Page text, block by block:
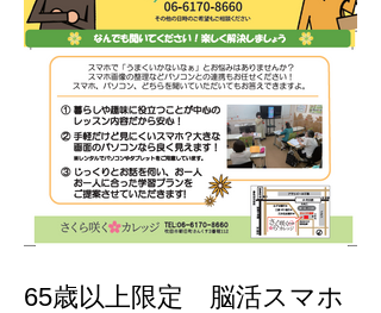
65歳以上限定 脳活スマホ